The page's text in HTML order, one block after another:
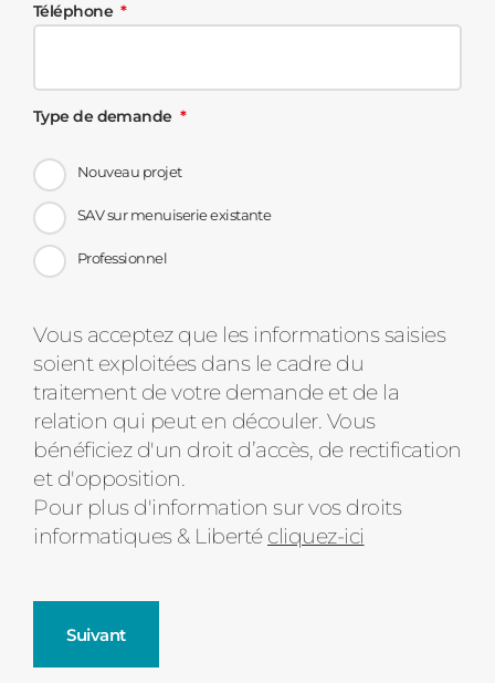
Téléphone
Type de demande
Nouveau projet
SAV sur menuiserie existante
Professionnel
Message
d'état
Vous acceptez que les informations saisies
soient exploitées dans le cadre du
traitement de votre demande et de la
relation qui peut en découler. Vous
bénéficiez d'un droit d’accès, de rectification
et d'opposition.
Pour plus d'information sur vos droits
informatiques & Liberté cliquez-ici
Suivant